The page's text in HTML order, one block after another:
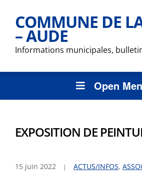
COMMUNE DE
– AUDE
Informations municipales,
Open
EXPOSITION DE
15 juin 2022 ACTUS/INFOS,